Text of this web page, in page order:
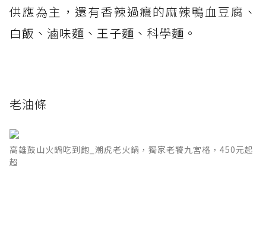
供應為主，還有香辣過癮的麻辣鴨血豆腐、
白飯、滷味麵、王子麵、科學麵。
老油條
高雄鼓山火鍋吃到飽_潮虎老火鍋，獨家老饕九宮格，450元起
超